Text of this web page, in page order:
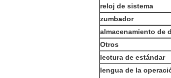
reloj de sistema
zumbador
almacenamiento de
Otros
lectura de estándar
lengua de la